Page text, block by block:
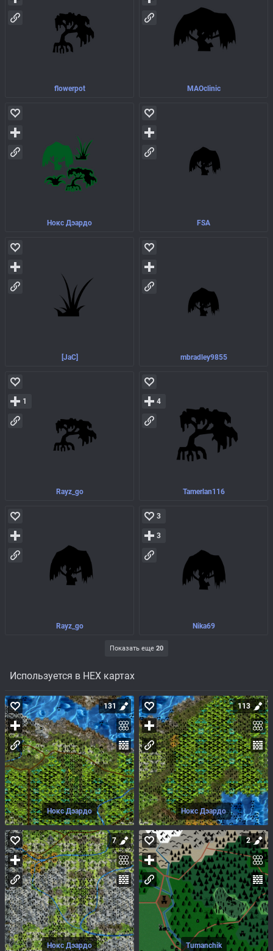
flowerpot MAOclinic
Нокс Дэардо FSA
[JaC] mbradley9855
Rayz_go
1
Tamerlan116
4
Rayz_go Nika69
3
3
Показать еще 20
Используется в HEX картах
Нокс Дэардо
131
Нокс Дэардо
113
Нокс Дэардо
7
Tumanchik
2